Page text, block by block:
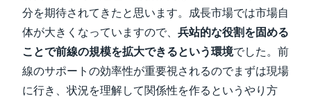
分を期待されてきたと思います。成長市場では市場自
体が大きくなっていますので、 兵站的な役割を固める
ことで前線の規模を拡大できるという環境でした。前
線のサポートの効率性が重要視されるのでまずは現場
に行き、状況を理解して関係性を作るというやり方